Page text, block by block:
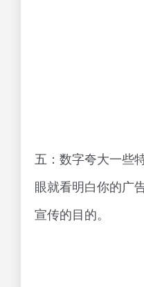
五：数字夸大一些
眼就看明白你的广
宣传的目的。